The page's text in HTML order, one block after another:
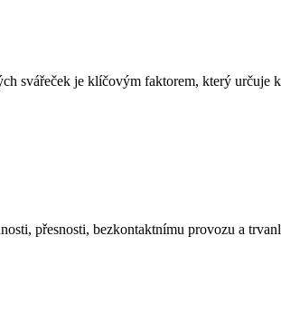
svářeček je klíčovým faktorem, který určuje
přesnosti, bezkontaktnímu provozu a